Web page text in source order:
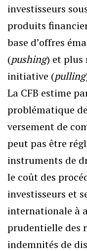
investisseurs
produits
base d’offres
(pushing) et plus
initiative (pulling
La CFB estime
problématique
versement de
peut pas être
instruments de
le coût des
investisseurs et
internationale à
prudentielle des
indemnités de